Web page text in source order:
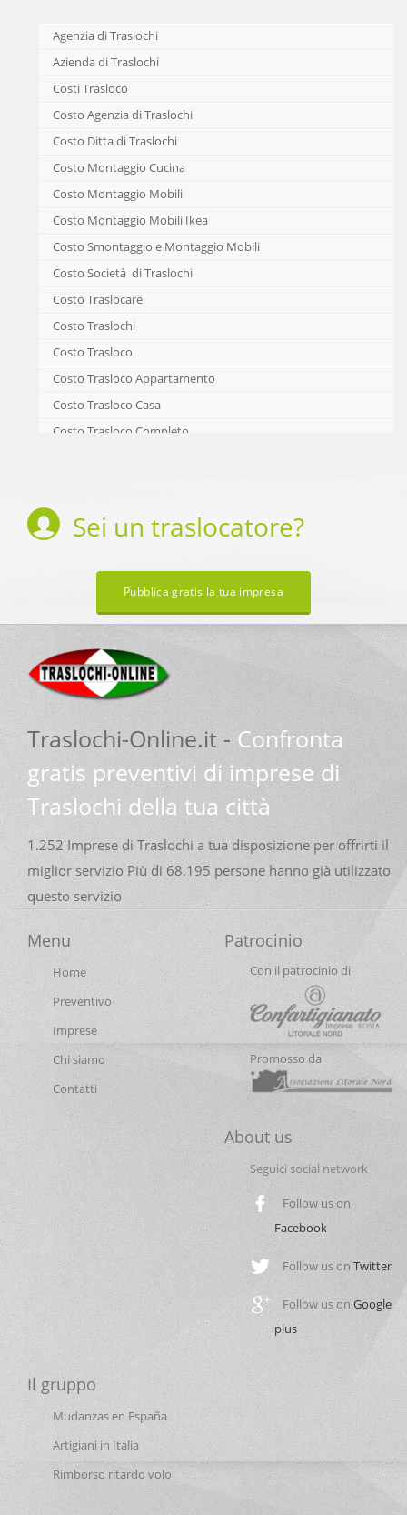
Agenzia di Traslochi
Azienda di Traslochi
Costi Trasloco
Costo Agenzia di Traslochi
Costo Ditta di Traslochi
Costo Montaggio Cucina
Costo Montaggio Mobili
Costo Montaggio Mobili Ikea
Costo Smontaggio e Montaggio Mobili
Costo Società di Traslochi
Costo Traslocare
Costo Traslochi
Costo Trasloco
Costo Trasloco Appartamento
Costo Trasloco Casa
Costo Trasloco Completo
Costo Trasloco Economico
Costo Trasloco in Abbinamento
Costo Trasloco in Combinata
Costo Trasloco Mobili
Costo Trasloco Nazionale
Costo Trasporto e Montaggio Mobili
Costo Trasporto Mobili
Ditta di Traslochi
Impresa di Traslochi
Montaggio Cucina
Montaggio Mobili
Montaggio Mobili Ikea
Preventivo Trasloco
Prezzi Trasloco
Prezzo Agenzia di Traslochi
Prezzo Montaggio Cucina
Prezzo Montaggio Mobili
Prezzo Montaggio Mobili Ikea
Prezzo Smontaggio e Montaggio Mobili
Prezzo Traslocare
Prezzo Traslochi
Prezzo Trasloco
Prezzo Trasloco Appartamento
Prezzo Trasloco Casa
Prezzo Trasloco Completo
Prezzo Trasloco e Custodia Mobili
Prezzo Trasloco e Deposito Mobili
Prezzo Trasloco Economico
Prezzo Trasloco in Abbinamento
Prezzo Trasloco in Città
Prezzo Trasloco in Combinata
Prezzo Trasloco Mobili
Prezzo Trasloco Nazionale
Prezzo Trasporto e Montaggio Mobili
Prezzo Trasporto Mobili
Smontaggio e Montaggio Mobili
Società di Traslochi
Sei un traslocatore?
Pubblica gratis la tua impresa
Traslochi-Online.it -Confronta
gratis preventivi di imprese di
Traslochi della tua città
1.252 Imprese di Traslochi a tua disposizione per offrirti il
miglior servizio Più di 68.195 persone hanno già utilizzato
questo servizio
Menu
Home
Preventivo
Imprese
Chi siamo
Contatti
Patrocinio
Con il patrocinio di
Promosso da
About us
Seguici social network
Follow us on
Facebook
Follow us onTwitter
Follow us onGoogle
plus
Il gruppo
Mudanzas en España
Artigiani in Italia
Rimborso ritardo volo